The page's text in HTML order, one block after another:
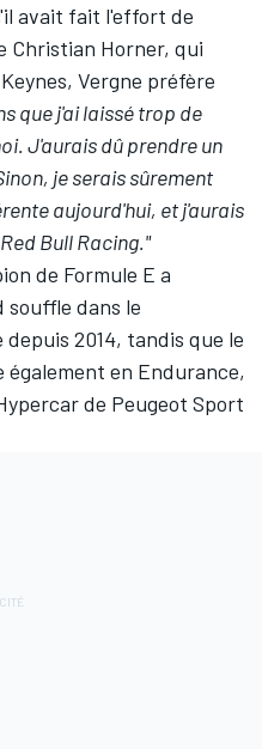
avait fait l'effort de
Christian Horner, qui
Vergne préfère
que j'ai laissé trop de
J'aurais dû prendre un
je serais sûrement
aujourd'hui, et j'aurais
Bull Racing."
de Formule E a
souffle dans le
2014, tandis que le
également en Endurance,
de Peugeot Sport